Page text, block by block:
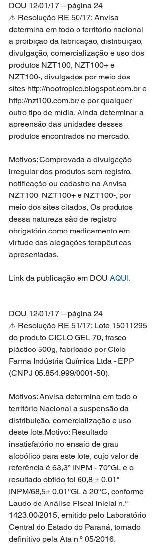
DOU 12/01/17 – página 24
⚠ Resolução RE 50/17: Anvisa
determina em todo o território nacional
a proibição da fabricação, distribuição,
divulgação, comercialização e uso dos
produtos NZT100, NZT100+ e
NZT100-, divulgados por meio dos
sites http://nootropico.blogspot.com.br e
http://nzt100.com.br/ e por qualquer
outro tipo de mídia. Ainda determinar a
apreensão das unidades desses
produtos encontrados no mercado.
Motivos: Comprovada a divulgação
irregular dos produtos sem registro,
notificação ou cadastro na Anvisa
NZT100, NZT100+ e NZT100-, por
meio dos sites citados, Os produtos
dessa natureza são de registro
obrigatório como medicamento em
virtude das alegações terapêuticas
apresentadas.
Link da publicação em DOU AQUI.
DOU 12/01/17 – página 24
⚠ Resolução RE 51/17: Lote 15011295
do produto CICLO GEL 70, frasco
plástico 500g, fabricado por Ciclo
Farma Indústria Química Ltda - EPP
(CNPJ 05.854.999/0001-50).
Motivos: Anvisa determina em todo o
território Nacional a suspensão da
distribuição, comercialização e uso
deste lote.Motivo: Resultado
insatisfatório no ensaio de grau
alcoólico para este lote, cujo valor de
referência é 63,3º INPM - 70ºGL e o
resultado obtido foi 60,8 ± 0,01º
INPM/68,5± 0,01ºGL à 20ºC, conforme
Laudo de Análise Fiscal inicial n.º
1423.00/2015, emitido pelo Laboratório
Central do Estado do Paraná, tornado
definitivo pela Ata n.º 05/2016.